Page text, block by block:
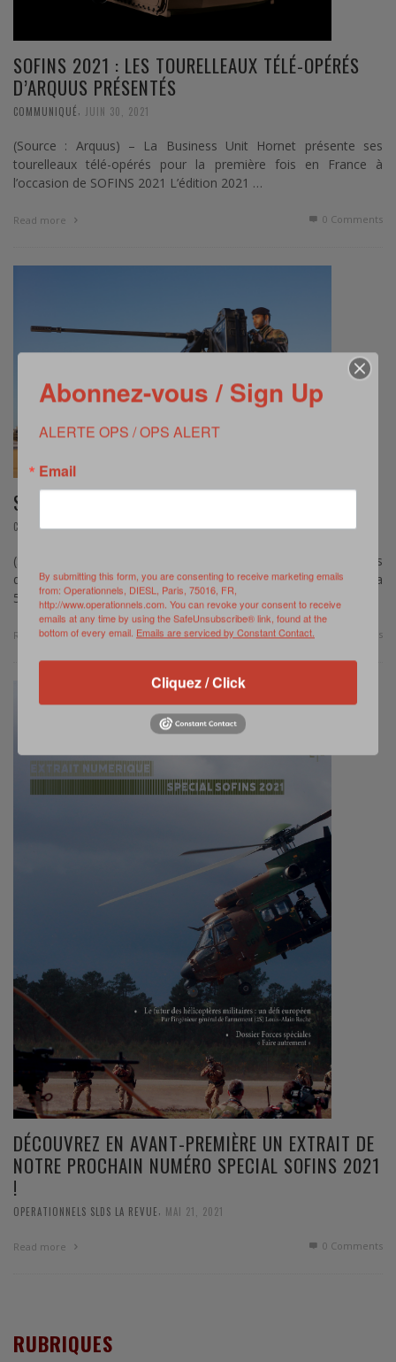
SOFINS 2021 : LES TOURELLEAUX TÉLÉ-OPÉRÉS
D’ARQUUS PRÉSENTÉS
COMMUNIQUÉ, JUIN 30, 2021
(Source : Arquus) – La Business Unit Hornet présente ses
tourelleaux télé-opérés pour la première fois en France à
l’occasion de SOFINS 2021 L’édition 2021 …
Read more 0 Comments
SOFINS 2021 : LES NOUVEAUTÉS DE NEXTER
COMMUNIQUÉ JUIN 29, 2021
(Source : Nexter) – Nexter expose au SOFINS ses produits
dédiés aux forces spéciales Initialement prévue fin-mars 2021, la
5ème édition du salon SOFINS se …
Read more 0 Comments
DÉCOUVREZ EN AVANT-PREMIÈRE UN EXTRAIT DE
NOTRE PROCHAIN NUMÉRO SPECIAL SOFINS 2021
!
OPERATIONNELS SLDS LA REVUE MAI 21, 2021
Read more 0 Comments
RUBRIQUES
Abonnez-vous / Sign Up
ALERTE OPS / OPS ALERT
Email
By submitting this form, you are consenting to receive marketing emails
from: Operationnels, DIESL, Paris, 75016, FR,
http://www.operationnels.com. You can revoke your consent to receive
emails at any time by using the SafeUnsubscribe® link, found at the
bottom of every email. Emails are serviced by Constant Contact.
Cliquez / Click